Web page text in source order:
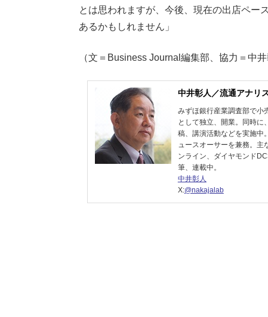
とは思われますが、今後、現在の出店ペー
あるかもしれません」
（文＝Business Journal編集部、協力＝中
中井彰人／流通アナリ
みずほ銀行産業調査部で小
として独立、開業。同時に
稿、講演活動などを実施中
ュースオーサーを兼務。
ンライン、ダイヤモンド
筆、連載中。
中井彰人
X:@nakajalab